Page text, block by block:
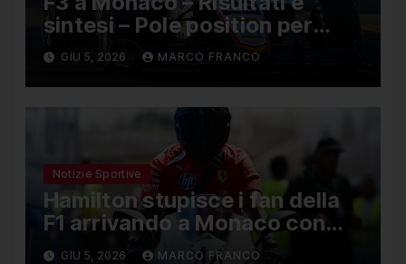
sintesi – Pole position per
Nael, Bruno del Pino ottavo
GIU 5, 2026 MARCO FRANCO
Notizie Sportive
Hamilton stupisce i fan della
F1 arrivando a Monaco con
una Ducati in edizione limitata
GIU 5, 2026 MARCO FRANCO